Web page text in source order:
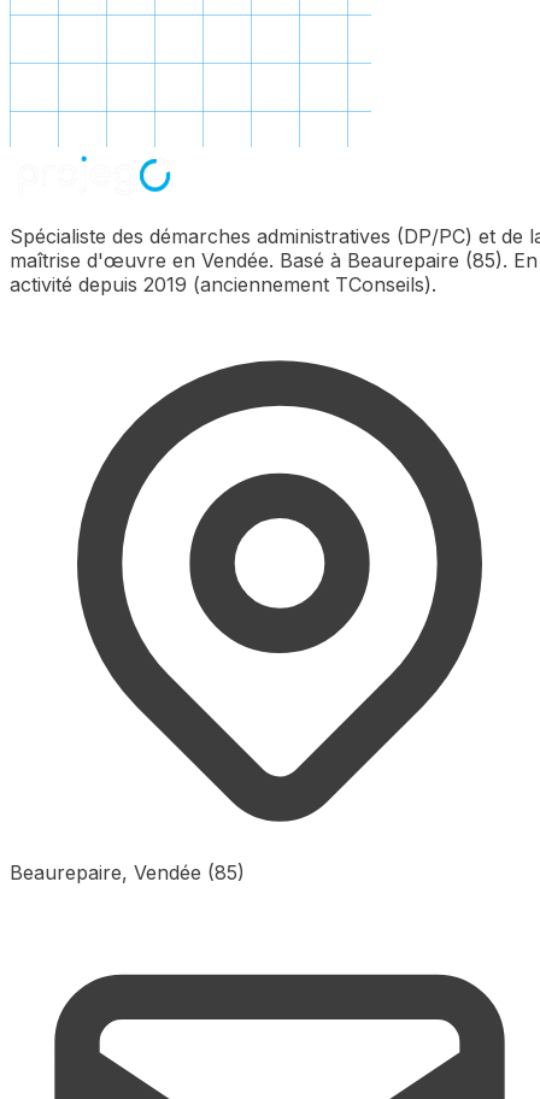
Spécialiste des démarches administratives (DP/PC) et de
maîtrise d'œuvre en Vendée. Basé à Beaurepaire (85). En
activité depuis 2019 (anciennement TConseils).
Beaurepaire, Vendée (85)